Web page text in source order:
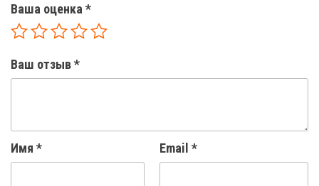
Ваша оценка *
Ваш отзыв*
Имя * Email *